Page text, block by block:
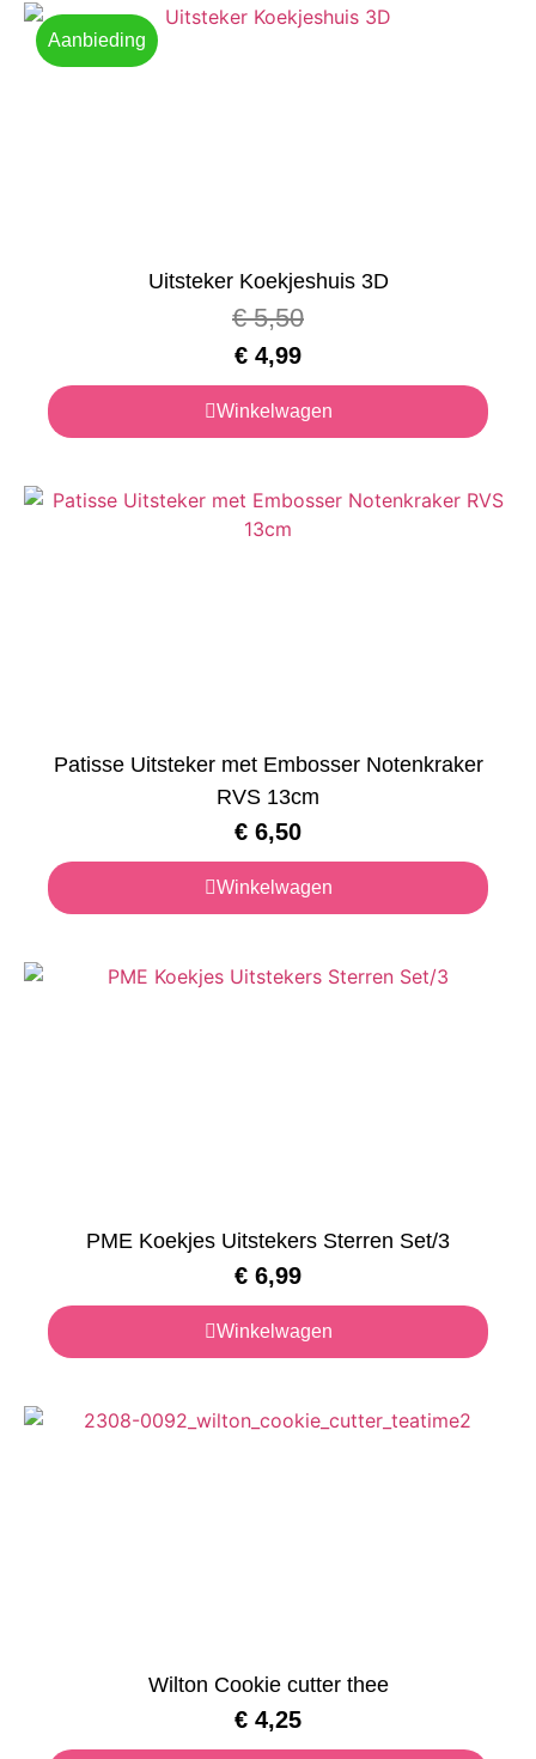
Aanbieding
Uitsteker Koekjeshuis 3D
€5,50
€ 4,99
Winkelwagen
Patisse Uitsteker met Embosser Notenkraker
RVS 13cm
€ 6,50
Winkelwagen
PME Koekjes Uitstekers Sterren Set/3
€ 6,99
Winkelwagen
Wilton Cookie cutter thee
€ 4,25